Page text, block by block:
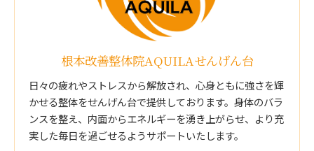
根本改善整体院AQUILAせんげん台
日々の疲れやストレスから解放され、心身ともに強さを輝
かせる整体をせんげん台で提供しております。身体のバラ
ンスを整え、内面からエネルギーを湧き上がらせ、より充
実した毎日を過ごせるようサポートいたします。